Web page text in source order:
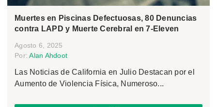
Muertes en Piscinas Defectuosas, 80 Denuncias
contra LAPD y Muerte Cerebral en 7-Eleven
Agosto 6, 2025
Por:Alan Ahdoot
Las Noticias de California en Julio Destacan por el
Aumento de Violencia Física, Numeroso...